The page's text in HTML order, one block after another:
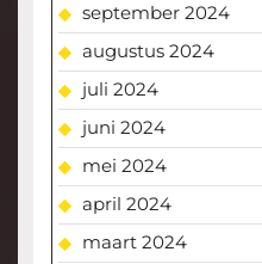
september 2024
augustus 2024
juli 2024
juni 2024
mei 2024
april 2024
maart 2024